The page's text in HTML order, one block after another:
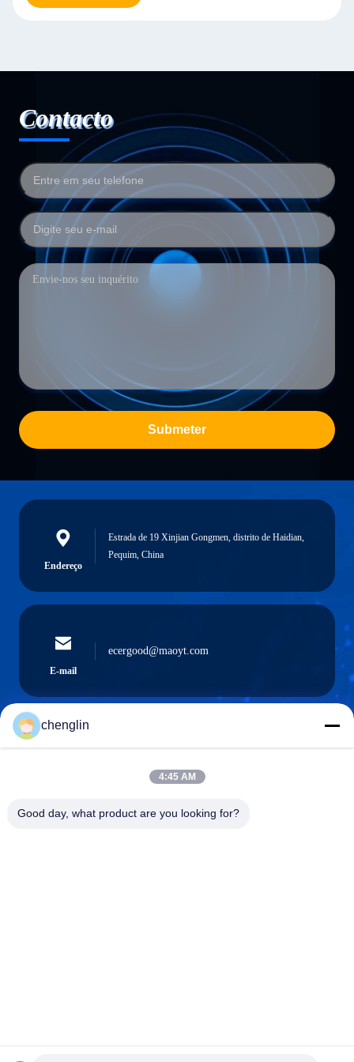
Contacto
Submeter
Endereço
Estrada de 19 Xinjian Gongmen, distrito de Haidian,
Pequim, China
E-mail
ecergood@maoyt.com
chenglin
4:45 AM
Good day, what product are you looking for?